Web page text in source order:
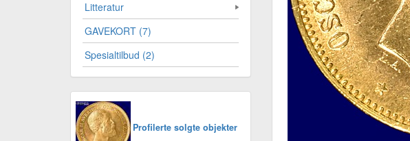
Litteratur
GAVEKORT (7)
Spesialtilbud (2)
Profilerte solgte objekter